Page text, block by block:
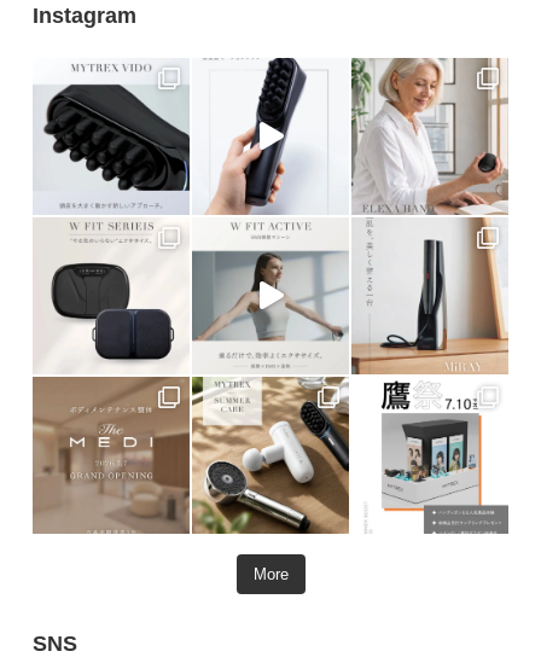
Instagram
More
SNS